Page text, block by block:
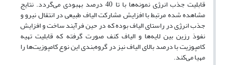
قابلیت جذب انرژی نمونه‌ها با تا 40 درصد بهبودی می‌گردد. نتایج
مشاهده شده مرتبط با افزایش مشارکت الیاف طبیعی در انتقال نیرو و
جذب انرژی در راستای الیاف بوده که در حین فرآیند ساخت و افزایش
نفوذ رزین بین لایه‌ها و الیاف کنف صورت گرفته که قابلیت تهیه
کامپوزیت با درصد بالای الیاف نیز در گروه‌بندی این نوع کامپوزیت‌ها را
مهیا می‌کند.